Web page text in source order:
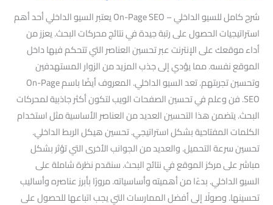
شرح كامل للسيو الداخلي – On-Page SEO يعتبر السيو الداخلي أحد أهم
استراتيجيات الحصول على رتبة جيدة في نتائج محركات البحث. يعزز من
أداء موقعك على الإنترنت عبر تحسين العناصر التي تتحكم فيها داخل
الموقع نفسه. مما يؤدي إلى جذب المزيد من الزوار المستهدفين
وتحسين تجربتهم. تعد السيو الداخلي. المعروف أيضًا باسم On-Page
SEO. فن وعلم في تحسين الصفحات الويب لتكون أكثر جاذبية لمحركات
البحث. يتضمن هذا التحسين العديد من العناصر الأساسية مثل استخدام
الكلمات المفتاحية بشكل استراتيجي. تحسين هيكل الربط الداخلي.
تحسين سرعة التحميل. والعديد من الجوانب الأخرى التي تؤثر بشكل
مباشر على مركز الموقع في نتائج البحث. سنقدم نظرة شاملة على
السيو الداخلي. بدءًا من أهميته وأساسياته. مرورًا بأبرز عناصره وأساليب
تحسينها. وصولًا إلى أفضل الممارسات التي يجب اتباعها للحصول على